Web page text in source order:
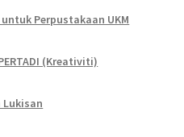
Perpustakaan UKM
(Kreativiti)
Lukisan